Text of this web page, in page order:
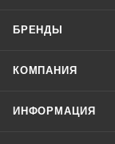
БРЕНДЫ
КОМПАНИЯ
ИНФОРМАЦИЯ